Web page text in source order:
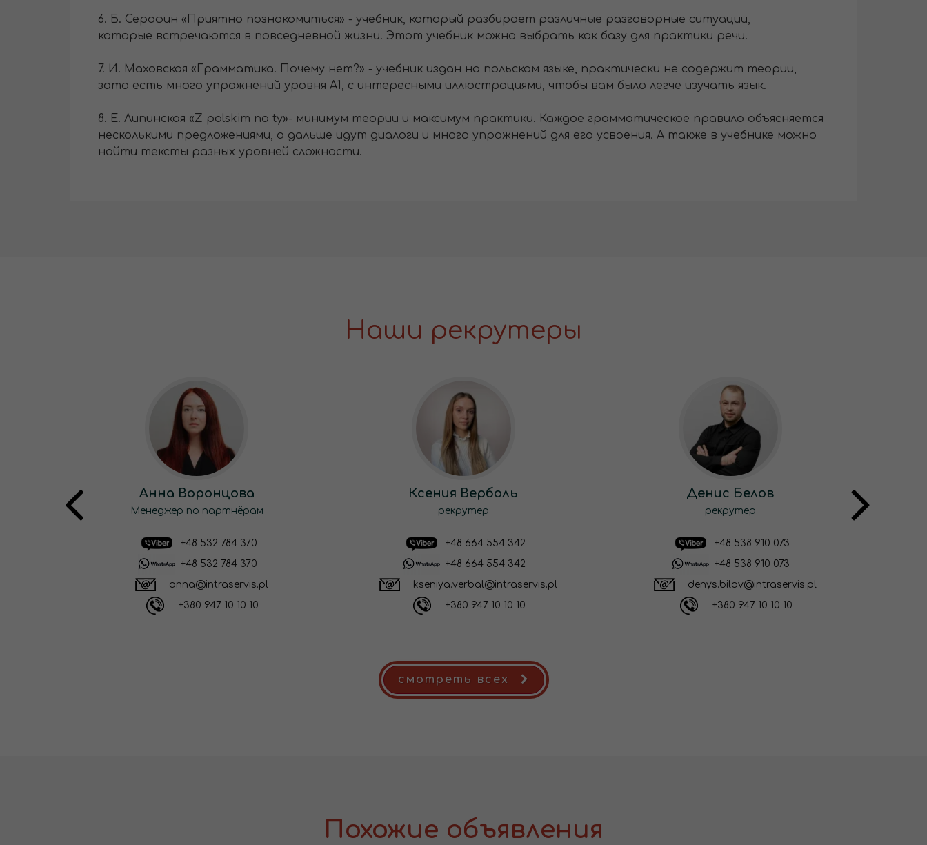
6. Б. Серафин «Приятно познакомиться» - учебник, который разбирает различные разговорные ситуации,
которые встречаются в повседневной жизни. Этот учебник можно выбрать как базу для практики речи.
7. И. Маховская «Грамматика. Почему нет?» - учебник издан на польском языке, практически не содержит теории,
зато есть много упражнений уровня А1, с интересными иллюстрациями, чтобы вам было легче изучать язык.
8. Е. Липинская «Z polskim na ty»- минимум теории и максимум практики. Каждое грамматическое правило объясняется
несколькими предложениями, а дальше идут диалоги и много упражнений для его усвоения. А также в учебнике можно
найти тексты разных уровней сложности.
Наши рекрутеры
Анна Воронцова
Менеджер по партнёрам
+48 532 784 370
+48 532 784 370
anna@intraservis.pl
+380 947 10 10 10
Ксения Верболь
рекрутер
+48 664 554 342
+48 664 554 342
kseniya.verbal@intraservis.pl
+380 947 10 10 10
Денис Белов
рекрутер
+48 538 910 073
+48 538 910 073
denys.bilov@intraservis.pl
+380 947 10 10 10
смотреть всех
Похожие объявления